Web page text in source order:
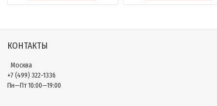
КОНТАКТЫ
Москва
+7 (499) 322-1336
Пн—Пт 10:00—19:00